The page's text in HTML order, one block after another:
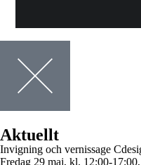
Aktuellt
Invigning och vernissage
Fredag 29 maj, kl. 12:00-